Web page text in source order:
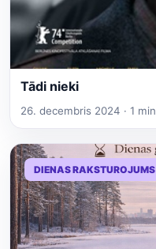
Tādi nieki
26. decembris 2024 · 1 min
DIENAS RAKSTUROJUMS